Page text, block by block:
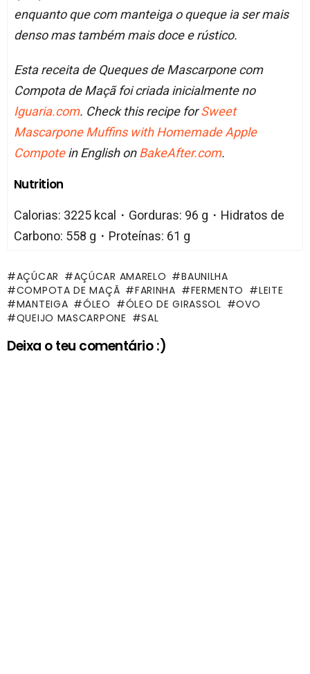
enquanto que com manteiga o queque ia ser mais
denso mas também mais doce e rústico.
Esta receita de Queques de Mascarpone com
Compota de Maçã foi criada inicialmente no
Iguaria.com. Check this recipe forSweet
Mascarpone Muffins with Homemade Apple
Compotein English onBakeAfter.com.
Nutrition
Calorias: 3225 kcal・Gorduras: 96 g・Hidratos de
Carbono: 558 g・Proteínas: 61 g
AÇÚCAR AÇÚCAR AMARELO
BAUNILHA
COMPOTA DE MAÇÃ
FARINHA FERMENTO
LEITE
MANTEIGA
ÓLEO ÓLEO DE GIRASSOL
OVO
QUEIJO MASCARPONE
SAL
Deixa o teu comentário :)